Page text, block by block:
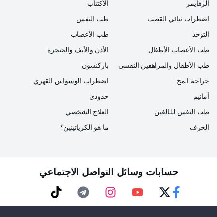
الحساسية ومنع التفاعلات المستقبلية. إدارة حساسية
اللاتكس وطرق علاجها:
الوقاية من التعرض:
تجنب المنتجات التي تحتوي على اللاتكس:
الأفراد المصابين بحساسية اللاتكس التعرف على
المنتجات التي تحتوي على اللاتكس وتجنبها. يجب
استخدام المنتجات البديلة الخالية من اللاتكس.
إبلاغ مقدمي الرعاية الصحية ومكان العمل
علاج الأعراض:
مضادات الهيستامين:بالنسبة لردود الفعل التحسسية
الزهايمر
اضطراب ثنائي القطب
التوحد
طب الأعصاب الأطفال
الاكتئاب
طب النفس
طب الأعصاب
الأذن والأنف والحنجرة
طب الأطفال والمراهقين النفسي
جراحة المخ
أماتيم
طب النفس للبالغين
الخرف
باركنسون
اضطراب الوسواس القهري
حدودي
العلاج الشخصي
ما هو الكرياتينين؟
حسابات وسائل التواصل الاجتماعي